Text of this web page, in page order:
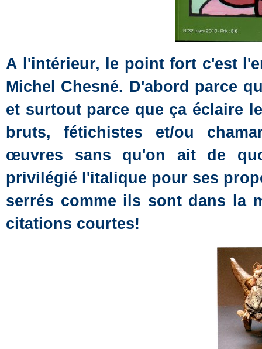
A l'intérieur, le point fort c'est
Michel Chesné. D'abord parce
et surtout parce que ça éclaire
bruts, fétichistes et/ou
œuvres sans qu'on ait de
privilégié l'italique pour ses
serrés comme ils sont dans la
citations courtes!